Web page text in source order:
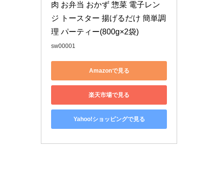
肉 お弁当 おかず 惣菜 電子レン
ジ トースター 揚げるだけ 簡単調
理 パーティー(800g×2袋)
sw00001
Amazonで見る
楽天市場で見る
Yahoo!ショッピングで見る